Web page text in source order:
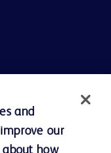
and
our